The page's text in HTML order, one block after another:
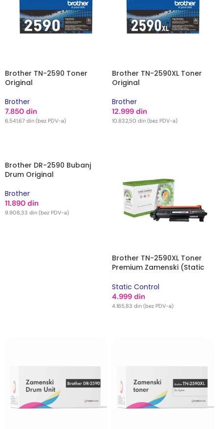
Brother TN-2590 Toner
Original
Brother
7.850 din
6.541,67 din (bez PDV-a)
Brother TN-2590XL Toner
Original
Brother
12.999 din
10.832,50 din (bez PDV-a)
Brother DR-2590 Bubanj
Drum Original
Brother
11.890 din
9.908,33 din (bez PDV-a)
Brother TN-2590XL Toner
Premium Zamenski (Static
Static Control
4.999 din
4.165,83 din (bez PDV-a)